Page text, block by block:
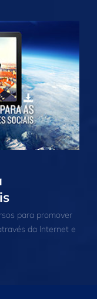
para promover
da Internet e